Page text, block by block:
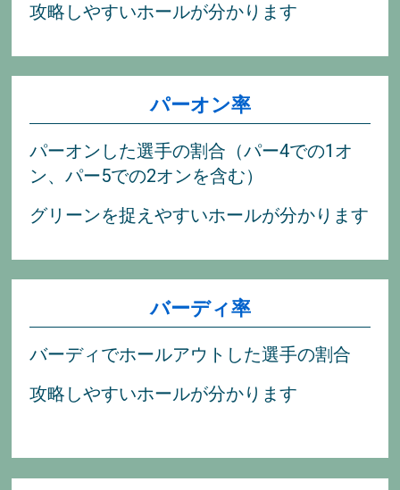
攻略しやすいホールが分かります
パーオン率
パーオンした選手の割合（パー4での1オ
ン、パー5での2オンを含む）
グリーンを捉えやすいホールが分かります
バーディ率
バーディでホールアウトした選手の割合
攻略しやすいホールが分かります